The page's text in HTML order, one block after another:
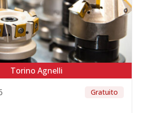
Torino Agnelli
Gratuito